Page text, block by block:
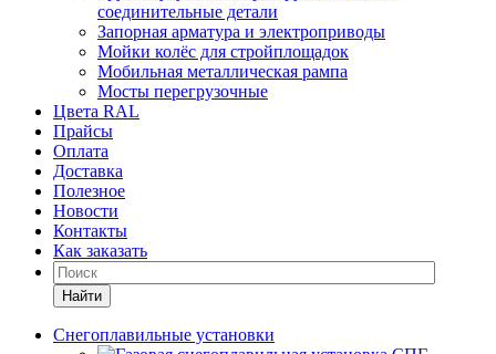
соединительные детали
Запорная арматура и электроприводы
Мойки колёс для стройплощадок
Мобильная металлическая рампа
Мосты перегрузочные
Цвета RAL
Прайсы
Оплата
Доставка
Полезное
Новости
Контакты
Как заказать
Найти
Снегоплавильные установки